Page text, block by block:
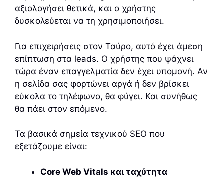
αξιολογήσει θετικά, και ο χρήστης
δυσκολεύεται να τη χρησιμοποιήσει.
Για επιχειρήσεις στον Ταύρο, αυτό έχει άμεση
επίπτωση στα leads. Ο χρήστης που ψάχνει
τώρα έναν επαγγελματία δεν έχει υπομονή. Αν
η σελίδα σας φορτώνει αργά ή δεν βρίσκει
εύκολα το τηλέφωνο, θα φύγει. Και συνήθως
θα πάει στον επόμενο.
Τα βασικά σημεία τεχνικού SEO που
εξετάζουμε είναι:
Core Web Vitals και ταχύτητα